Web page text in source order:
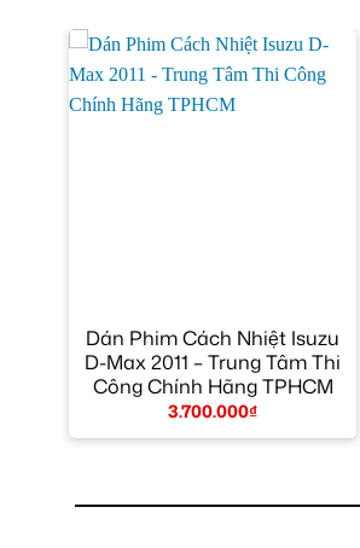
Dán Phim Cách Nhiệt Isuzu
D-Max 2011 – Trung Tâm Thi
Công Chính Hãng TPHCM
3.700.000₫